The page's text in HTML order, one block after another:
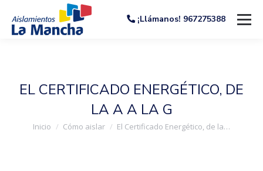
¡Llámanos! 967275388
EL CERTIFICADO ENERGÉTICO, DE
LA A A LA G
Estás aquí:
Inicio Cómo aislar El Certificado Energético, de la…